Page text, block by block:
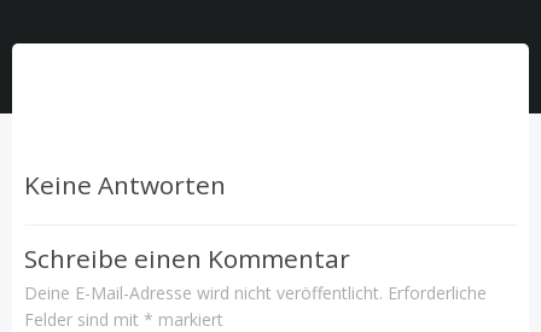
Keine Antworten
Schreibe einen Kommentar
Deine E-Mail-Adresse wird nicht veröffentlicht. Erforderliche
Felder sind mit * markiert